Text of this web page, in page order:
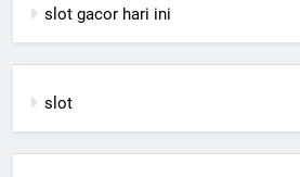
slot gacor hari ini
slot